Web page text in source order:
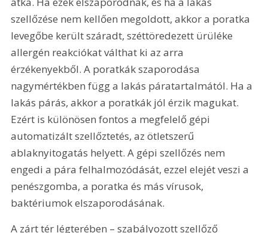
szellőzése nem kellően megoldott, akkor a poratka
levegőbe került száradt, széttöredezett ürüléke
allergén reakciókat válthat ki az arra
érzékenyekből. A poratkák szaporodása
nagymértékben függ a lakás páratartalmától. Ha a
lakás párás, akkor a poratkák jól érzik magukat.
Ezért is különösen fontos a megfelelő gépi
automatizált szellőztetés, az ötletszerű
ablaknyitogatás helyett. A gépi szellőzés nem
engedi a pára felhalmozódását, ezzel elejét veszi a
penészgomba, a poratka és más vírusok,
baktériumok elszaporodásának.
A zárt tér légterében – szabályozott szellőző